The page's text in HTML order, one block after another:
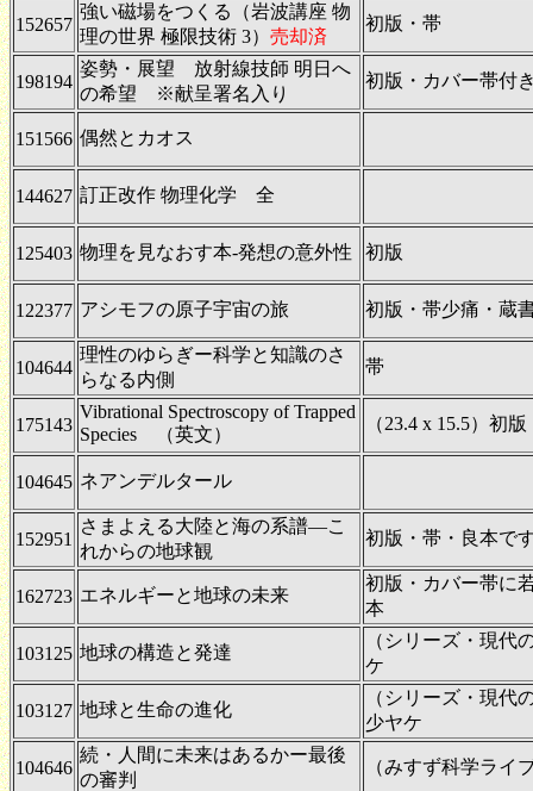
152657
強い磁場をつくる（岩波講座 物
理の世界 極限技術 3） 売却済
初版・帯
198194
姿勢・展望 放射線技師 明日へ
の希望 ※献呈署名入り
初版・カバー帯付
151566 偶然とカオス
144627 訂正改作 物理化学 全
125403 物理を見なおす本-発想の意外性 初版
122377 アシモフの原子宇宙の旅 初版・帯少痛・蔵
104644
理性のゆらぎー科学と知識のさ
らなる内側
帯
175143
Vibrational Spectroscopy of Trapped
Species （英文）
（23.4 x 15.5）初
104645 ネアンデルタール
152951
さまよえる大陸と海の系譜―こ
れからの地球観
初版・帯・良本で
162723 エネルギーと地球の未来
初版・カバー帯に
本
103125 地球の構造と発達
（シリーズ・現
ケ
103127 地球と生命の進化
（シリーズ・現
少ヤケ
104646
続・人間に未来はあるかー最後
の審判
（みすず科学ラ